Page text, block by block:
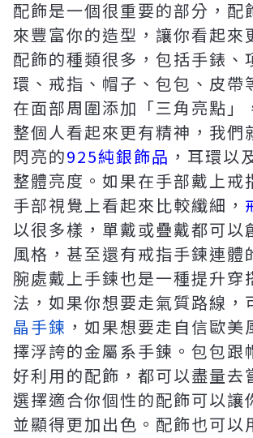
配飾是一個很重要的部分，配
來豐富你的造型，讓你看起來
配飾的種類很多，包括手錶、
環、戒指、帽子、包包、皮帶
在面部周圍添加「三角亮點」
整個人看起來更有精神，我們
閃亮的925純銀飾品 ，耳環以
整體亮度。如果在手部戴上戒
手部視覺上看起來比較纖細，
以很多樣，單戴或疊戴都可以
風格，甚至還有戒指手鍊連體
腕處戴上手鍊也是一種提升穿
法，如果你想要走氣質路線，
晶手鍊 ，如果想要走自信歐美
擇浮誇的金屬系手鍊。包包跟
好利用的配飾，都可以盡量去
選擇適合你個性的配飾可以讓
並顯得更加出色。配飾也可以